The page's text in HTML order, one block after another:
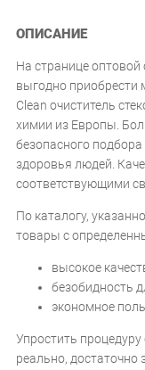
ОПИСАНИЕ
На странице
выгодно приобрести
Clean очиститель
химии из Европы.
безопасного
здоровья людей.
соответствующими
По каталогу,
товары с
высокое
безобидность
экономное
Упростить
реально, достаточно